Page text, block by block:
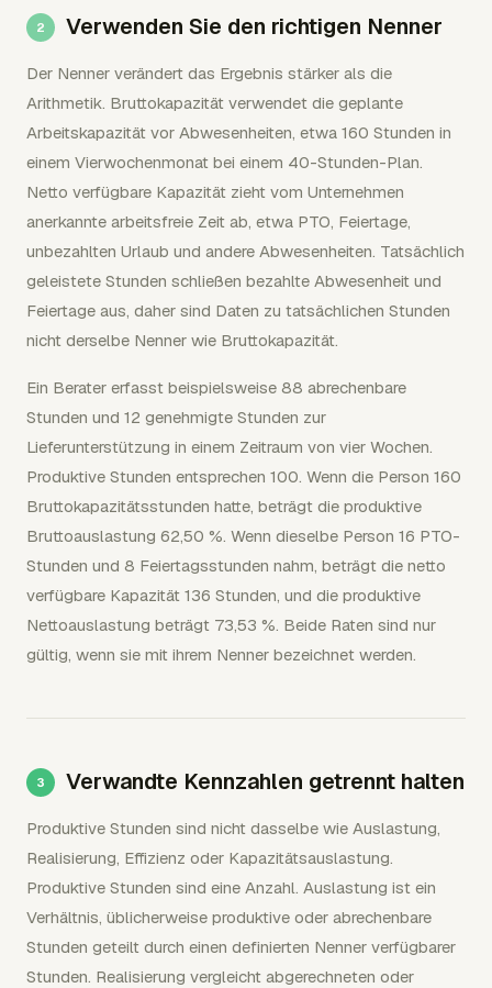
Verwenden Sie den richtigen Nenner
Der Nenner verändert das Ergebnis stärker als die
Arithmetik. Bruttokapazität verwendet die geplante
Arbeitskapazität vor Abwesenheiten, etwa 160 Stunden in
einem Vierwochenmonat bei einem 40-Stunden-Plan.
Netto verfügbare Kapazität zieht vom Unternehmen
anerkannte arbeitsfreie Zeit ab, etwa PTO, Feiertage,
unbezahlten Urlaub und andere Abwesenheiten. Tatsächlich
geleistete Stunden schließen bezahlte Abwesenheit und
Feiertage aus, daher sind Daten zu tatsächlichen Stunden
nicht derselbe Nenner wie Bruttokapazität.
Ein Berater erfasst beispielsweise 88 abrechenbare
Stunden und 12 genehmigte Stunden zur
Lieferunterstützung in einem Zeitraum von vier Wochen.
Produktive Stunden entsprechen 100. Wenn die Person 160
Bruttokapazitätsstunden hatte, beträgt die produktive
Bruttoauslastung 62,50 %. Wenn dieselbe Person 16 PTO-
Stunden und 8 Feiertagsstunden nahm, beträgt die netto
verfügbare Kapazität 136 Stunden, und die produktive
Nettoauslastung beträgt 73,53 %. Beide Raten sind nur
gültig, wenn sie mit ihrem Nenner bezeichnet werden.
Verwandte Kennzahlen getrennt halten
Produktive Stunden sind nicht dasselbe wie Auslastung,
Realisierung, Effizienz oder Kapazitätsauslastung.
Produktive Stunden sind eine Anzahl. Auslastung ist ein
Verhältnis, üblicherweise produktive oder abrechenbare
Stunden geteilt durch einen definierten Nenner verfügbarer
Stunden. Realisierung vergleicht abgerechneten oder